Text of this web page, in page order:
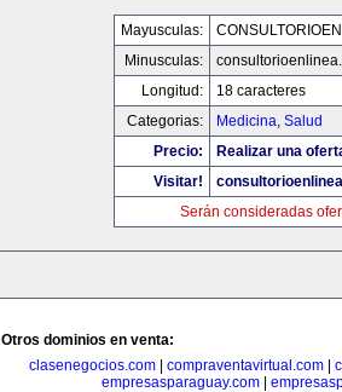
Mayusculas:
Minusculas:
Longitud:
18 caracteres
Categorias:
Medicina, Salud
Precio:
Realizar una
Visitar!
Serán consideradas
Otros dominios en venta:
clasenegocios.com| compraventavirtual.com|
empresasparaguay.com|